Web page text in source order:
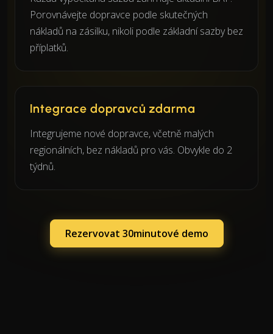
Porovnávejte dopravce podle skutečných
nákladů na zásilku, nikoli podle základní sazby bez
příplatků.
Integrace dopravců zdarma
Integrujeme nové dopravce, včetně malých
regionálních, bez nákladů pro vás. Obvykle do 2
týdnů.
Rezervovat 30minutové demo